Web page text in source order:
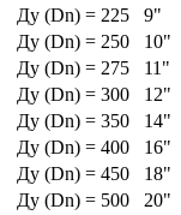
Ду (Dn) = 225
9"
Ду (Dn) = 250
10"
Ду (Dn) = 275
11"
Ду (Dn) = 300
12"
Ду (Dn) = 350
14"
Ду (Dn) = 400
16"
Ду (Dn) = 450
18"
Ду (Dn) = 500
20"